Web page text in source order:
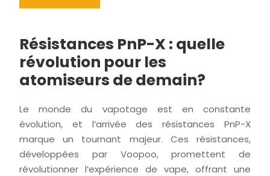
Résistances PnP-X : quelle
révolution pour les
atomiseurs de demain?
Le monde du vapotage est en constante
évolution, et l’arrivée des résistances PnP-X
marque un tournant majeur. Ces résistances,
développées par Voopoo, promettent de
révolutionner l’expérience de vape, offrant une